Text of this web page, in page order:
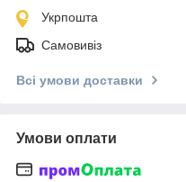
Укрпошта
Самовивіз
Всі умови доставки
Умови оплати